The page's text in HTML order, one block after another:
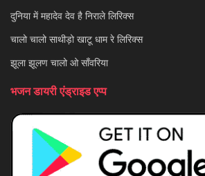
दुनिया में महादेव देव है निराले लिरिक्स
चालो चालो साथीड़ो खाटू धाम रे लिरिक्स
झूला झूलण चालो ओ साँवरिया
भजन डायरी एंड्राइड एप्प